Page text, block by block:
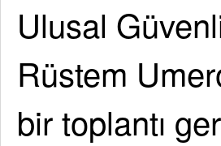
Ulusal
Rüstem
bir toplantı